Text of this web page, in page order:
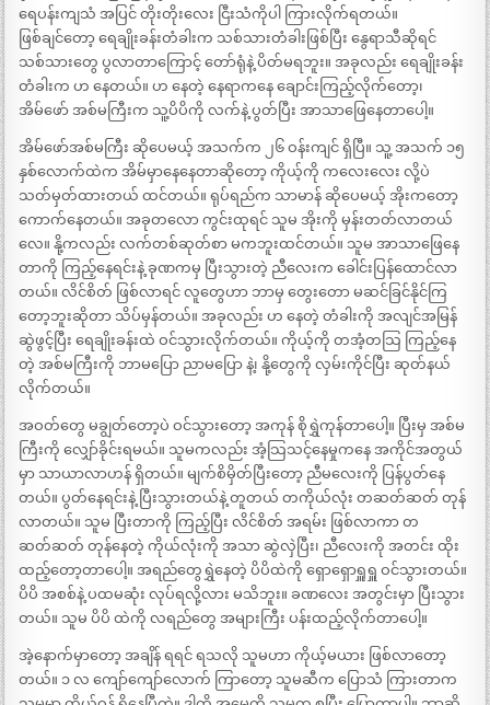
ရေပန်းကျသံ အပြင် တိုးတိုးလေး ငြီးသံကိုပါ ကြားလိုက်ရတယ်။
ဖြစ်ချင်တော့ ရေချိုးခန်းတံခါးက သစ်သားတံခါးဖြစ်ပြီး နွေရာသီဆိုရင်
သစ်သားတွေ ပွလာတာကြောင့် တော်ရုံနဲ့ ပိတ်မရဘူး။ အခုလည်း ရေချိုးခန်း
တံခါးက ဟ နေတယ်။ ဟ နေတဲ့ နေရာကနေ ချောင်းကြည့်လိုက်တော့၊
အိမ်ဖော် အစ်မကြီးက သူ့ပိပိကို လက်နဲ့ ပွတ်ပြီး အာသာဖြေနေတာပေါ့။
အိမ်ဖော်အစ်မကြီး ဆိုပေမယ့် အသက်က ၂၆ ဝန်းကျင် ရှိပြီ။ သူ့ အသက် ၁၅
နှစ်လောက်ထဲက အိမ်မှာနေနေတာဆိုတော့ ကိုယ့်ကို ကလေးလေး လို့ပဲ
သတ်မှတ်ထားတယ် ထင်တယ်။ ရုပ်ရည်က သာမာန် ဆိုပေမယ့် အိုးကတော့
ကောက်နေတယ်။ အခုတလော ကွင်းထုရင် သူမ အိုးကို မှန်းတတ်လာတယ်
လေ။ နို့ကလည်း လက်တစ်ဆုတ်စာ မကဘူးထင်တယ်။ သူမ အာသာဖြေနေ
တာကို ကြည့်နေရင်းနဲ့ ခုဏကမှ ပြီးသွားတဲ့ ညီလေးက ခေါင်းပြန်ထောင်လာ
တယ်။ လိင်စိတ် ဖြစ်လာရင် လူတွေဟာ ဘာမှ တွေးတော မဆင်ခြင်နိုင်ကြ
တော့ဘူးဆိုတာ သိပ်မှန်တယ်။ အခုလည်း ဟ နေတဲ့ တံခါးကို အလျင်အမြန်
ဆွဲဖွင့်ပြီး ရေချိုးခန်းထဲ ဝင်သွားလိုက်တယ်။ ကိုယ့်ကို တအံ့တသြ ကြည့်နေ
တဲ့ အစ်မကြီးကို ဘာမပြော ညာမပြော နဲ့၊ နို့တွေကို လှမ်းကိုင်ပြီး ဆုတ်နယ်
လိုက်တယ်။
အဝတ်တွေ မချွတ်တော့ပဲ ဝင်သွားတော့ အကုန် စိုရွှဲကုန်တာပေါ့။ ပြီးမှ အစ်မ
ကြီးကို လျှော်ခိုင်းရမယ်။ သူမကလည်း အံ့သြသင့်နေမှုကနေ အကိုင်အတွယ်
မှာ သာယာလာဟန် ရှိတယ်။ မျက်စိမှိတ်ပြီးတော့ ညီမလေးကို ပြန်ပွတ်နေ
တယ်။ ပွတ်နေရင်းနဲ့ ပြီးသွားတယ်နဲ့ တူတယ် တကိုယ်လုံး တဆတ်ဆတ် တုန်
လာတယ်။ သူမ ပြီးတာကို ကြည့်ပြီး လိင်စိတ် အရမ်း ဖြစ်လာကာ တ
ဆတ်ဆတ် တုန်နေတဲ့ ကိုယ်လုံးကို အသာ ဆွဲလှဲပြီး၊ ညီလေးကို အတင်း ထိုး
ထည့်တော့တာပေါ့။ အရည်တွေရွှဲနေတဲ့ ပိပိထဲကို ရှောရှောရှူရှူ ဝင်သွားတယ်။
ပိပိ အစစ်နဲ့ ပထမဆုံး လုပ်ရလို့လား မသိဘူး။ ခဏလေး အတွင်းမှာ ပြီးသွား
တယ်။ သူမ ပိပိ ထဲကို လရည်တွေ အများကြီး ပန်းထည့်လိုက်တာပေါ့။
အဲ့နောက်မှာတော့ အချိန် ရရင် ရသလို သူမဟာ ကိုယ့်မယား ဖြစ်လာတော့
တယ်။ ၁ လ ကျော်ကျော်လောက် ကြာတော့ သူမဆီက ပြောသံ ကြားတာက